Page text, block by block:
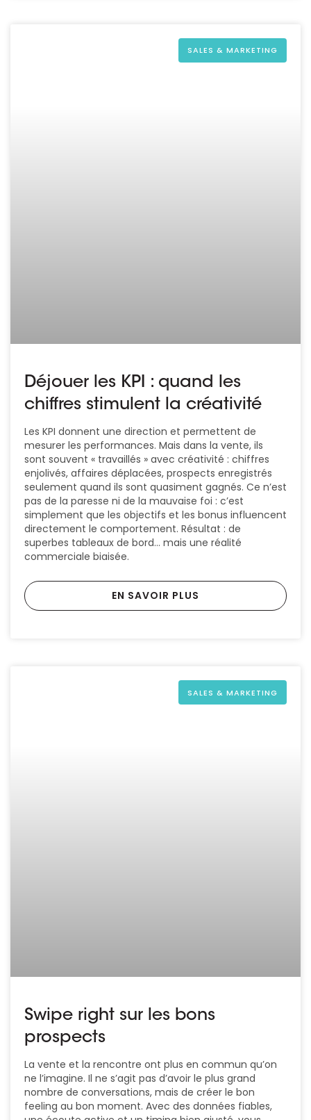
SALES & MARKETING
Déjouer les KPI : quand les
chiffres stimulent la créativité
Les KPI donnent une direction et permettent de
mesurer les performances. Mais dans la vente, ils
sont souvent « travaillés » avec créativité : chiffres
enjolivés, affaires déplacées, prospects enregistrés
seulement quand ils sont quasiment gagnés. Ce n’est
pas de la paresse ni de la mauvaise foi : c’est
simplement que les objectifs et les bonus influencent
directement le comportement. Résultat : de
superbes tableaux de bord… mais une réalité
commerciale biaisée.
EN SAVOIR PLUS
SALES & MARKETING
Swipe right sur les bons
prospects
La vente et la rencontre ont plus en commun qu’on
ne l’imagine. Il ne s’agit pas d’avoir le plus grand
nombre de conversations, mais de créer le bon
feeling au bon moment. Avec des données fiables,